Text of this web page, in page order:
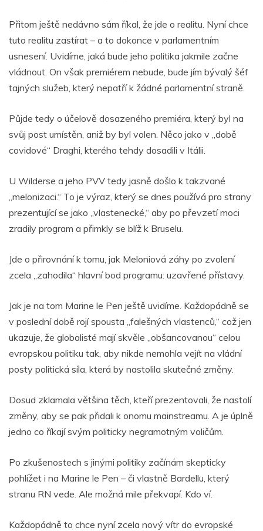
Přitom ještě nedávno sám říkal, že jde o realitu. Nyní chce
tuto realitu zastírat – a to dokonce v parlamentním
usnesení. Uvidíme, jaká bude jeho politika jakmile začne
vládnout. On však premiérem nebude, bude jím bývalý šéf
tajných služeb, který nepatří k žádné parlamentní straně.
Půjde tedy o účelově dosazeného premiéra, který byl na
svůj post umístěn, aniž by byl volen. Něco jako v „době
covidové“ Draghi, kterého tehdy dosadili v Itálii.
U Wilderse a jeho PVV tedy jasně došlo k takzvané
„melonizaci.“ To je výraz, který se dnes používá pro strany
prezentující se jako „vlastenecké,“ aby po převzetí moci
zradily program a přimkly se blíž k Bruselu.
Jde o přirovnání k tomu, jak Meloniová záhy po zvolení
zcela „zahodila“ hlavní bod programu: uzavřené přístavy.
Jak je na tom Marine le Pen ještě uvidíme. Každopádně se
v poslední době rojí spousta „falešných vlastenců,“ což jen
ukazuje, že globalisté mají skvěle „obšancovanou“ celou
evropskou politiku tak, aby nikde nemohla vejít na vládní
posty politická síla, která by nastolila skutečné změny.
Dosud zklamala většina těch, kteří prezentovali, že nastolí
změny, aby se pak přidali k onomu mainstreamu. A je úplně
jedno co říkají svým politicky negramotným voličům.
Po zkušenostech s jinými politiky začínám skepticky
pohlížet i na Marine le Pen – či vlastně Bardellu, který
stranu RN vede. Ale možná mile překvapí. Kdo ví.
Každopádně to chce nyní zcela nový vítr do evropské